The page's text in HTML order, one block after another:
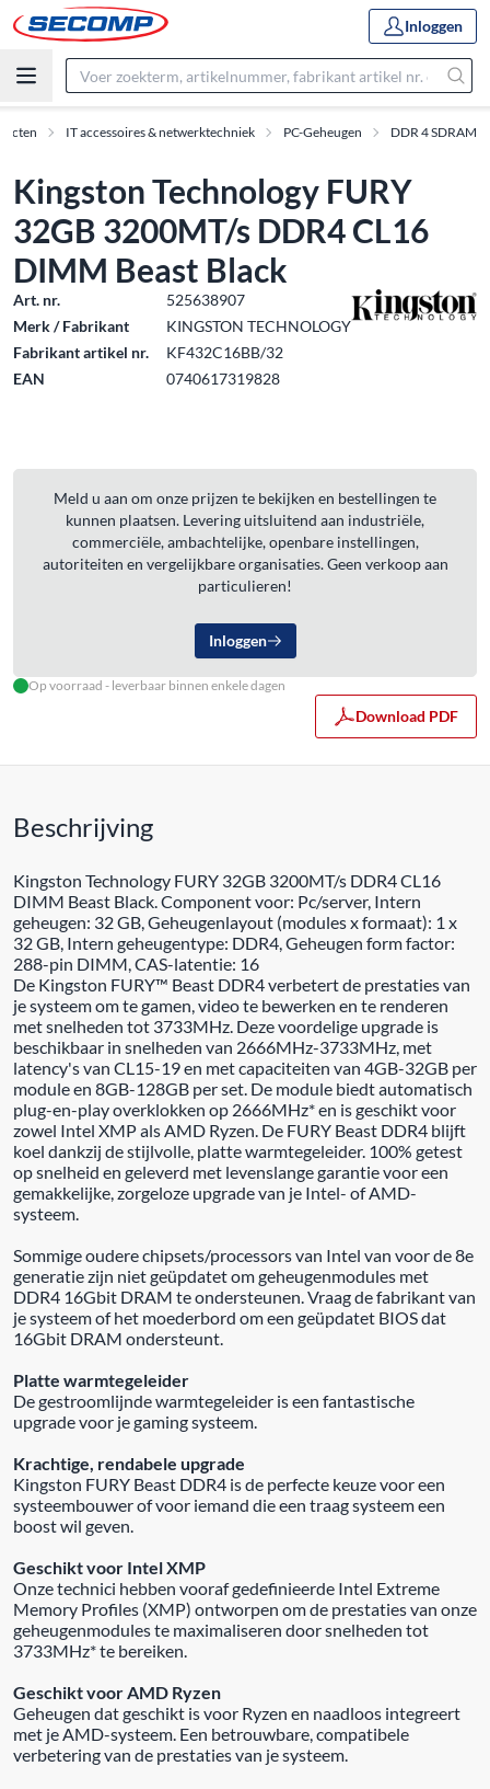
Inloggen
IT accessoires & netwerktechniek PC-Geheugen DDR 4 SDRAM
Kingston Technology FURY
32GB 3200MT/s DDR4 CL16
DIMM Beast Black
Art. nr.
525638907
Merk / Fabrikant
KINGSTON TECHNOLOGY
Fabrikant artikel nr.
KF432C16BB/32
EAN
0740617319828
Meld u aan om onze prijzen te bekijken en bestellingen te
kunnen plaatsen. Levering uitsluitend aan industriële,
commerciële, ambachtelijke, openbare instellingen,
autoriteiten en vergelijkbare organisaties. Geen verkoop aan
particulieren!
Inloggen
Op voorraad - leverbaar binnen enkele dagen
Download PDF
Beschrijving
Kingston Technology FURY 32GB 3200MT/s DDR4 CL16
DIMM Beast Black. Component voor: Pc/server, Intern
geheugen: 32 GB, Geheugenlayout (modules x formaat): 1 x
32 GB, Intern geheugentype: DDR4, Geheugen form factor:
288-pin DIMM, CAS-latentie: 16
De Kingston FURY™ Beast DDR4 verbetert de prestaties van
je systeem om te gamen, video te bewerken en te renderen
met snelheden tot 3733MHz. Deze voordelige upgrade is
beschikbaar in snelheden van 2666MHz-3733MHz, met
latency's van CL15-19 en met capaciteiten van 4GB-32GB per
module en 8GB-128GB per set. De module biedt automatisch
plug-en-play overklokken op 2666MHz* en is geschikt voor
zowel Intel XMP als AMD Ryzen. De FURY Beast DDR4 blijft
koel dankzij de stijlvolle, platte warmtegeleider. 100% getest
op snelheid en geleverd met levenslange garantie voor een
gemakkelijke, zorgeloze upgrade van je Intel- of AMD-
systeem.
Sommige oudere chipsets/processors van Intel van voor de 8e
generatie zijn niet geüpdatet om geheugenmodules met
DDR4 16Gbit DRAM te ondersteunen. Vraag de fabrikant van
je systeem of het moederbord om een geüpdatet BIOS dat
16Gbit DRAM ondersteunt.
Platte warmtegeleider
De gestroomlijnde warmtegeleider is een fantastische
upgrade voor je gaming systeem.
Krachtige, rendabele upgrade
Kingston FURY Beast DDR4 is de perfecte keuze voor een
systeembouwer of voor iemand die een traag systeem een
boost wil geven.
Geschikt voor Intel XMP
Onze technici hebben vooraf gedefinieerde Intel Extreme
Memory Profiles (XMP) ontworpen om de prestaties van onze
geheugenmodules te maximaliseren door snelheden tot
3733MHz* te bereiken.
Geschikt voor AMD Ryzen
Geheugen dat geschikt is voor Ryzen en naadloos integreert
met je AMD-systeem. Een betrouwbare, compatibele
verbetering van de prestaties van je systeem.